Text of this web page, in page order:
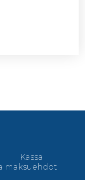
Kassa
maksuehdot